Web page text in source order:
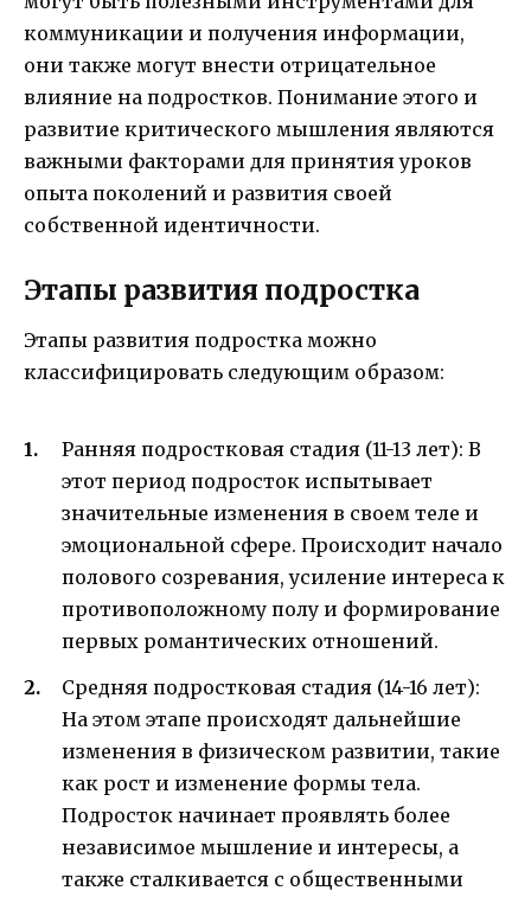
коммуникации и получения информации,
они также могут внести отрицательное
влияние на подростков. Понимание этого и
развитие критического мышления являются
важными факторами для принятия уроков
опыта поколений и развития своей
собственной идентичности.
Этапы развития подростка
Этапы развития подростка можно
классифицировать следующим образом:
Ранняя подростковая стадия (11-13 лет): В
этот период подросток испытывает
значительные изменения в своем теле и
эмоциональной сфере. Происходит начало
полового созревания, усиление интереса к
противоположному полу и формирование
первых романтических отношений.
Средняя подростковая стадия (14-16 лет):
На этом этапе происходят дальнейшие
изменения в физическом развитии, такие
как рост и изменение формы тела.
Подросток начинает проявлять более
независимое мышление и интересы, а
также сталкивается с общественными